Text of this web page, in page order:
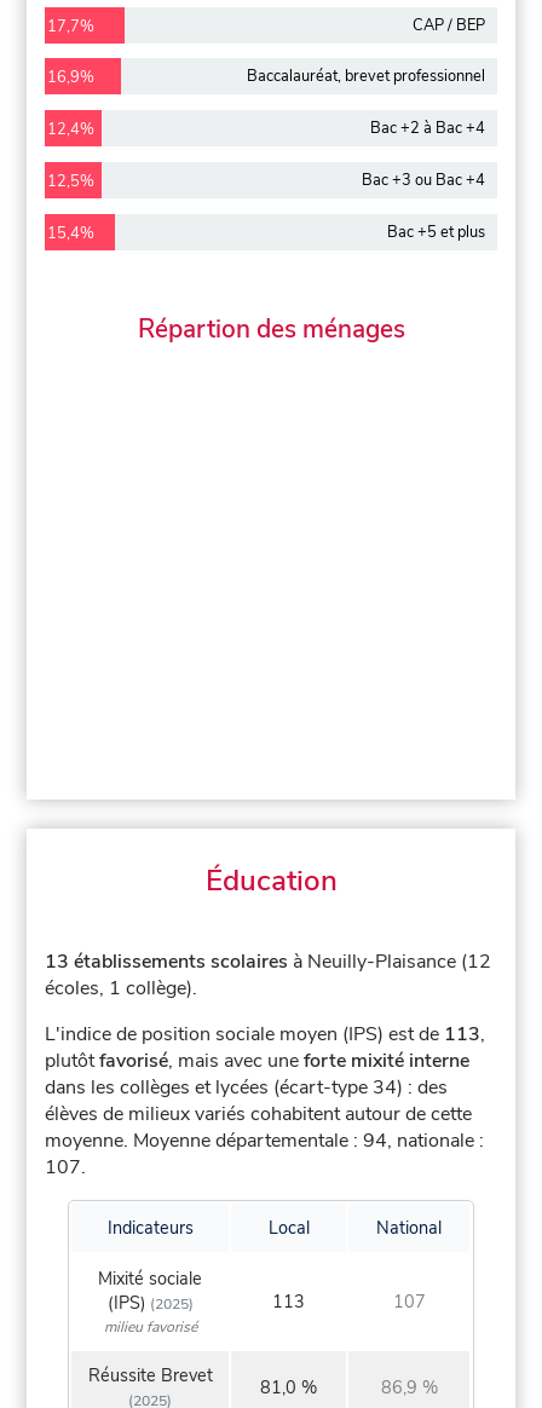
17,7% CAP / BEP
16,9% Baccalauréat, brevet professionnel
12,4% Bac +2 à Bac +4
12,5% Bac +3 ou Bac +4
15,4% Bac +5 et plus
Répartion des ménages
Éducation
13 établissements scolaires à Neuilly-Plaisance (12
écoles, 1 collège).
L'indice de position sociale moyen (IPS) est de 113,
plutôtfavorisé, mais avec uneforte mixité interne
dans les collèges et lycées (écart-type 34) : des
élèves de milieux variés cohabitent autour de cette
moyenne. Moyenne départementale : 94, nationale :
107.
Indicateurs Local National
Mixité sociale
(IPS) (2025)
milieu favorisé
113 107
Réussite Brevet
(2025)
81,0 % 86,9 %